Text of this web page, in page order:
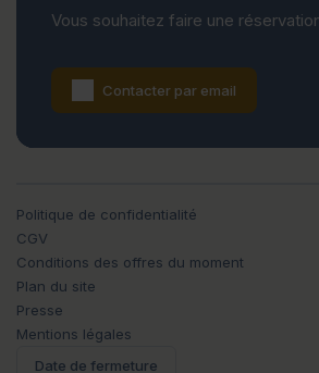
Vous souhaitez faire une
Contacter par email
Politique de confidentialité
CGV
Conditions des offres du moment
Plan du site
Presse
Mentions légales
Date de fermeture